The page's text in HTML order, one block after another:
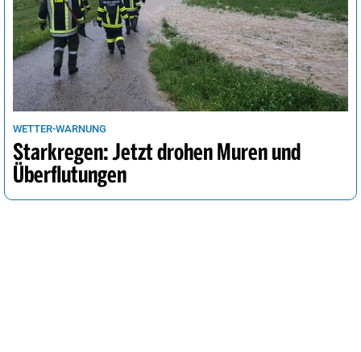
WETTER-WARNUNG
Starkregen: Jetzt drohen Muren und
Überflutungen